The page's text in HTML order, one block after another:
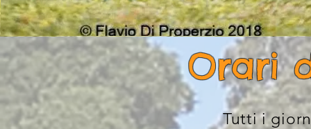
Orari
Tutti i